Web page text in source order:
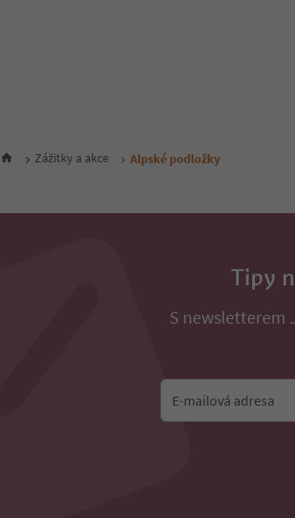
Zážitky a akce Alpské podložky
Tipy
S newsletterem
E-mailová adresa